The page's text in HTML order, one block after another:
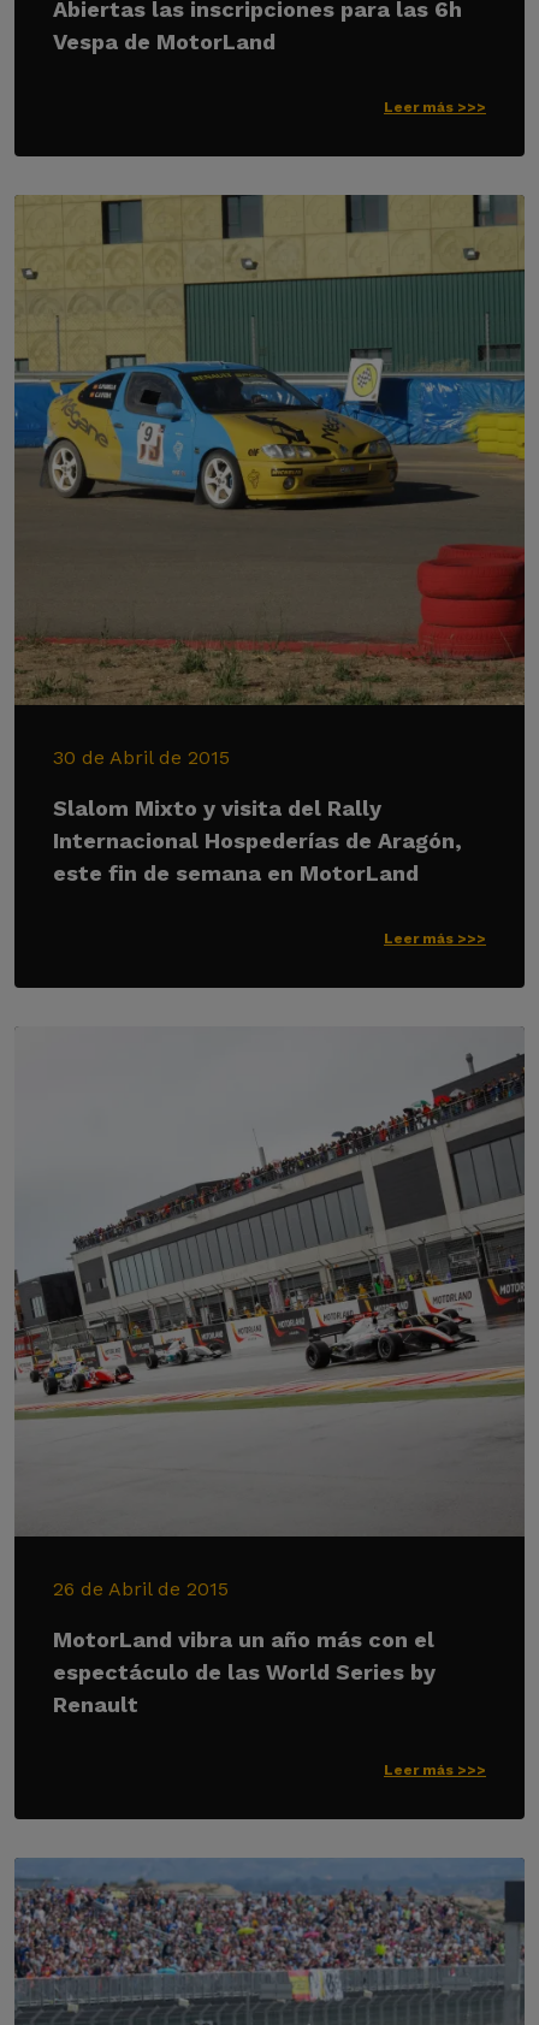
Abiertas las inscripciones para las 6h
Vespa de MotorLand
Leer más >>>
30 de Abril de 2015
Slalom Mixto y visita del Rally
Internacional Hospederías de Aragón,
este fin de semana en MotorLand
Leer más >>>
26 de Abril de 2015
MotorLand vibra un año más con el
espectáculo de las World Series by
Renault
Leer más >>>